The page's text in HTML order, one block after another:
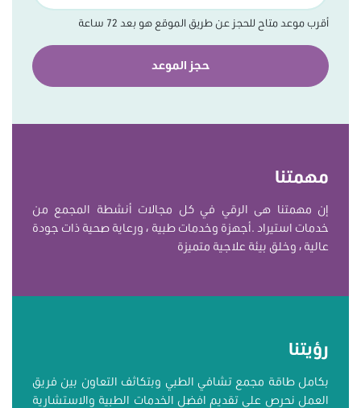
أقرب موعد متاح للحجز عن طريق الموقع هو بعد 72 ساعة
مهمتنا
إن مهمتنا هى الرقي في كل مجالات أنشطة المجمع من
خدمات استيراد .أجهزة وخدمات طبية ، ورعاية صحية ذات جودة
عالية ، وخلق بيئة علاجية متميزة
رؤيتنا
بكامل طاقة مجمع تشافي الطبي وبتكاثف التعاون بين فريق
العمل نحرص على تقديم افضل الخدمات الطبية والاستشارية